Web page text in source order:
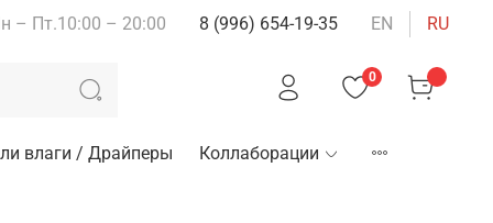
– Пт.10:00 – 20:00 8 (996) 654-19-35 EN RU
0
влаги / Драйперы Коллаборации